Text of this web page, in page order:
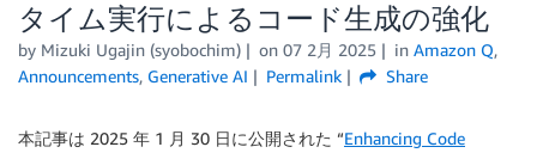
エディション
タイム実行によるコード生成の強化
by Mizuki Ugajin (syobochim) on 07 2月 2025 in Amazon Q,
Announcements, Generative AI Permalink Share
本記事は 2025 年 1 月 30 日に公開された “Enhancing Code